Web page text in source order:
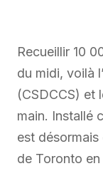
Recueillir 10
du midi, voilà
(CSDCCS) et
main. Installé
est
de Toronto